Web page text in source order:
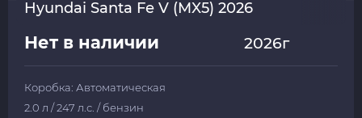
Hyundai Santa Fe V (MX5) 2026
Нет в наличии 2026г
Коробка: Автоматическая
2.0 л / 247 л.с. / бензин